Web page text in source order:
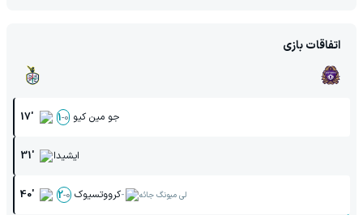
اتفاقات بازی
17' 0
-
1 جو مین کیو
31' ایشیدا
40' 0
-
2 کرووتسیوک- لی میونگ جائه